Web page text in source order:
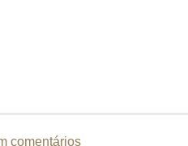
comentários